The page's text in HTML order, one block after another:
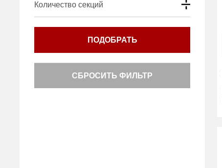
Количество секций
ПОДОБРАТЬ
СБРОСИТЬ ФИЛЬТР